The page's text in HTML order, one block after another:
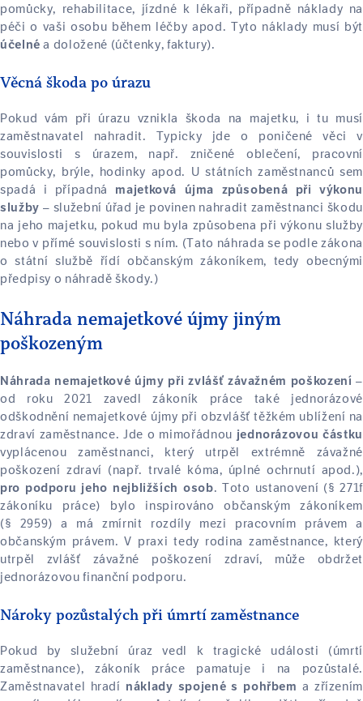
pomůcky, rehabilitace, jízdné k lékaři, případně náklady na
péči o vaši osobu během léčby apod. Tyto náklady musí být
účelné a doložené (účtenky, faktury).
Věcná škoda po úrazu
Pokud vám při úrazu vznikla škoda na majetku, i tu musí
zaměstnavatel nahradit. Typicky jde o poničené věci v
souvislosti s úrazem, např. zničené oblečení, pracovní
pomůcky, brýle, hodinky apod. U státních zaměstnanců sem
spadá i případná majetková újma způsobená při výkonu
služby – služební úřad je povinen nahradit zaměstnanci škodu
na jeho majetku, pokud mu byla způsobena při výkonu služby
nebo v přímé souvislosti s ním. (Tato náhrada se podle zákona
o státní službě řídí občanským zákoníkem, tedy obecnými
předpisy o náhradě škody.)
Náhrada nemajetkové újmy jiným
poškozeným
Náhrada nemajetkové újmy při zvlášť závažném poškození –
od roku 2021 zavedl zákoník práce také jednorázové
odškodnění nemajetkové újmy při obzvlášť těžkém ublížení na
zdraví zaměstnance. Jde o mimořádnou jednorázovou částku
vyplácenou zaměstnanci, který utrpěl extrémně závažné
poškození zdraví (např. trvalé kóma, úplné ochrnutí apod.),
pro podporu jeho nejbližších osob. Toto ustanovení (§ 271f
zákoníku práce) bylo inspirováno občanským zákoníkem
(§ 2959) a má zmírnit rozdíly mezi pracovním právem a
občanským právem. V praxi tedy rodina zaměstnance, který
utrpěl zvlášť závažné poškození zdraví, může obdržet
jednorázovou finanční podporu.
Nároky pozůstalých při úmrtí zaměstnance
Pokud by služební úraz vedl k tragické události (úmrtí
zaměstnance), zákoník práce pamatuje i na pozůstalé.
Zaměstnavatel hradí náklady spojené s pohřbem a zřízením